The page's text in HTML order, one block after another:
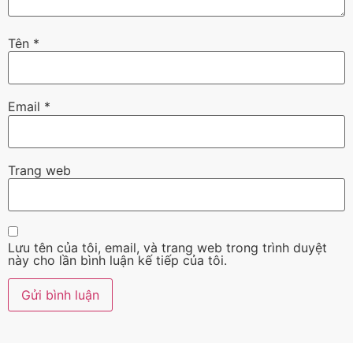
Tên *
Email *
Trang web
Lưu tên của tôi, email, và trang web trong trình duyệt
này cho lần bình luận kế tiếp của tôi.